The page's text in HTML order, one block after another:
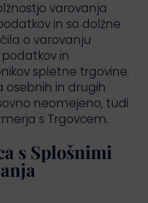
varovanja
in so dolžne
o varovanju
in
spletne trgovine.
osebnih in drugih
neomejeno, tudi
s Trgovcem.
s Splošnimi